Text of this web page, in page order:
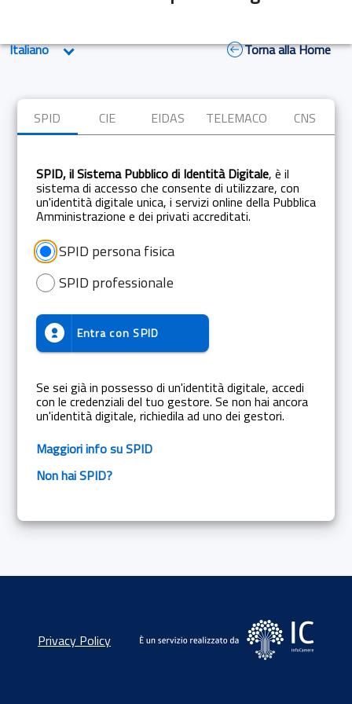
Torna alla Home
SPID CIE EIDAS TELEMACO CNS
SPID, il Sistema Pubblico di Identità Digitale, è il
sistema di accesso che consente di utilizzare, con
un'identità digitale unica, i servizi online della Pubblica
Amministrazione e dei privati accreditati.
SPID persona fisica
SPID professionale
Entra con SPID
Se sei già in possesso di un'identità digitale, accedi
con le credenziali del tuo gestore. Se non hai ancora
un'identità digitale, richiedila ad uno dei gestori.
Maggiori info su SPID
Non hai SPID?
Privacy Policy